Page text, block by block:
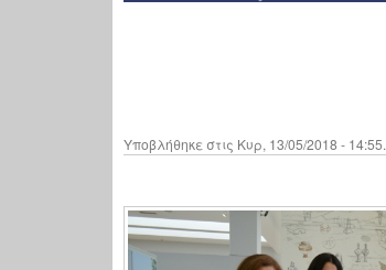
Υποβλήθηκε στις Κυρ, 13/05/2018 - 14:55.